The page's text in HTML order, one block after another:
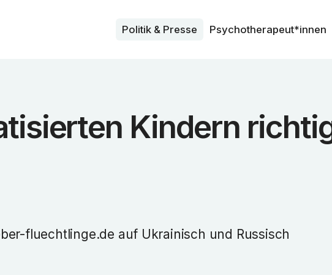
Politik & Presse
Psycho­therapeut*innen
Kindern
fluechtlinge.de auf Ukrainisch und Russisch